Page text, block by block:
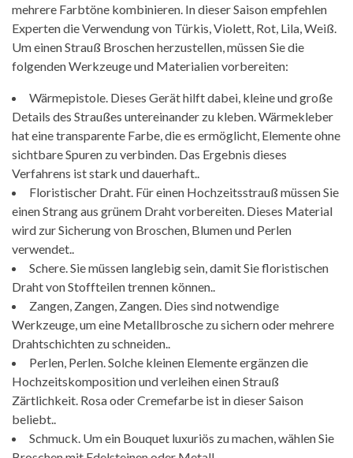
mehrere Farbtöne kombinieren. In dieser Saison empfehlen
Experten die Verwendung von Türkis, Violett, Rot, Lila, Weiß.
Um einen Strauß Broschen herzustellen, müssen Sie die
folgenden Werkzeuge und Materialien vorbereiten:
Wärmepistole. Dieses Gerät hilft dabei, kleine und große
Details des Straußes untereinander zu kleben. Wärmekleber
hat eine transparente Farbe, die es ermöglicht, Elemente ohne
sichtbare Spuren zu verbinden. Das Ergebnis dieses
Verfahrens ist stark und dauerhaft..
Floristischer Draht. Für einen Hochzeitsstrauß müssen Sie
einen Strang aus grünem Draht vorbereiten. Dieses Material
wird zur Sicherung von Broschen, Blumen und Perlen
verwendet..
Schere. Sie müssen langlebig sein, damit Sie floristischen
Draht von Stoffteilen trennen können..
Zangen, Zangen, Zangen. Dies sind notwendige
Werkzeuge, um eine Metallbrosche zu sichern oder mehrere
Drahtschichten zu schneiden..
Perlen, Perlen. Solche kleinen Elemente ergänzen die
Hochzeitskomposition und verleihen einen Strauß
Zärtlichkeit. Rosa oder Cremefarbe ist in dieser Saison
beliebt..
Schmuck. Um ein Bouquet luxuriös zu machen, wählen Sie